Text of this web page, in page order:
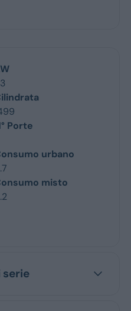
Porte
urbano
misto
serie